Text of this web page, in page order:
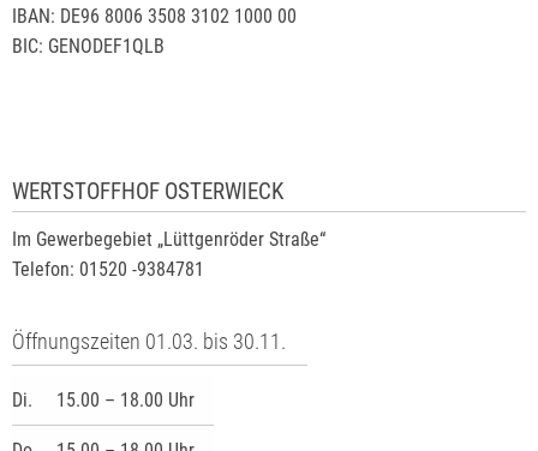
IBAN: DE96 8006 3508 3102 1000 00
BIC: GENODEF1QLB
WERTSTOFFHOF OSTERWIECK
Im Gewerbegebiet „Lüttgenröder Straße“
Telefon: 01520 -9384781
Öffnungszeiten 01.03. bis 30.11.
Di. 15.00 – 18.00 Uhr